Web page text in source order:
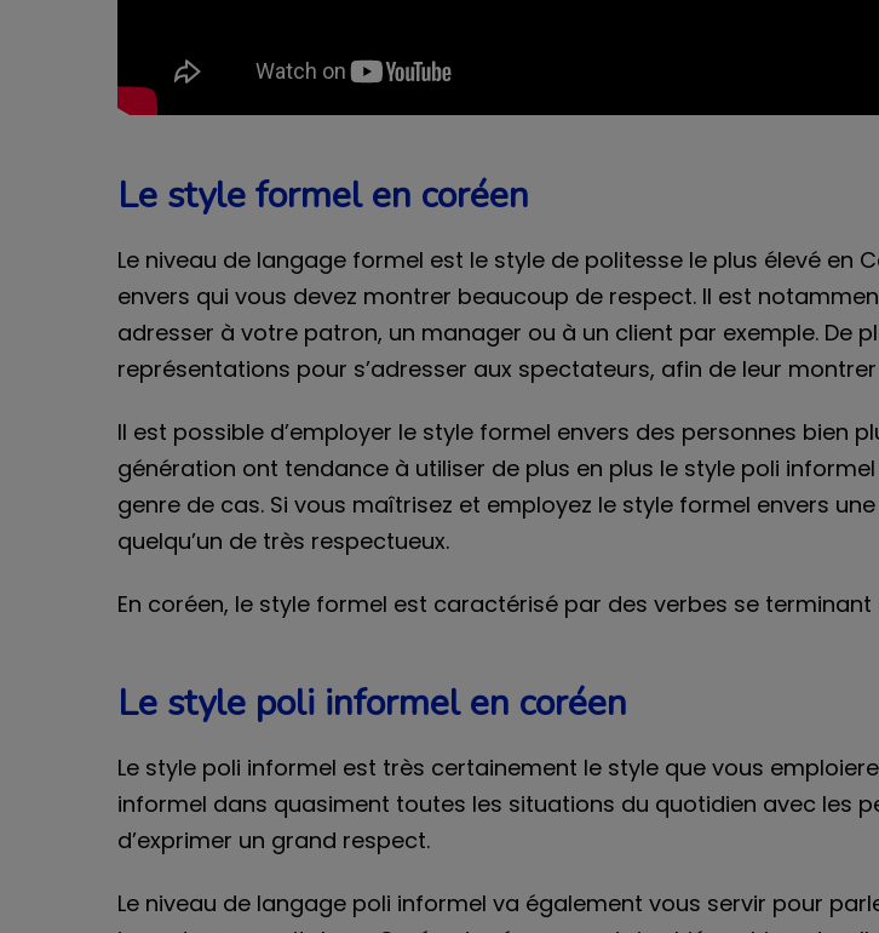
Le style formel en coréen
Le niveau de langage formel est le style de politesse le plus élevé en
envers qui vous devez montrer beaucoup de respect. Il est
adresser à votre patron, un manager ou à un client par exemple. De
représentations pour s’adresser aux spectateurs, afin de leur
Il est possible d’employer le style formel envers des personnes bien
génération ont tendance à utiliser de plus en plus le style poli
genre de cas. Si vous maîtrisez et employez le style formel envers
quelqu’un de très respectueux.
En coréen, le style formel est caractérisé par des verbes se terminant
Le style poli informel en coréen
Le style poli informel est très certainement le style que vous
informel dans quasiment toutes les situations du quotidien avec les
d’exprimer un grand respect.
Le niveau de langage poli informel va également vous servir pour